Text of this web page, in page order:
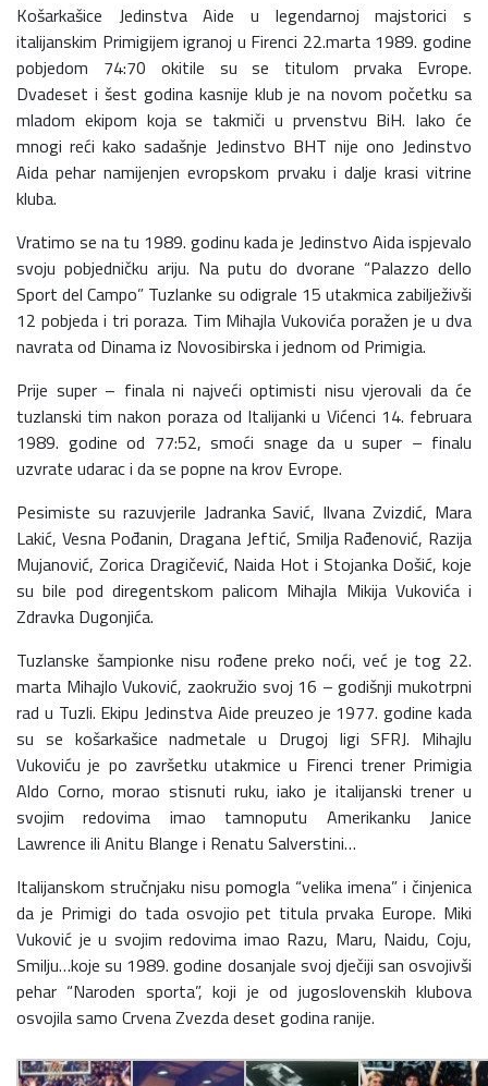
Košarkašice Jedinstva Aide u legendarnoj majstorici s
italijanskim Primigijem igranoj u Firenci 22.marta 1989. godine
pobjedom 74:70 okitile su se titulom prvaka Evrope.
Dvadeset i šest godina kasnije klub je na novom početku sa
mladom ekipom koja se takmiči u prvenstvu BiH. Iako će
mnogi reći kako sadašnje Jedinstvo BHT nije ono Jedinstvo
Aida pehar namijenjen evropskom prvaku i dalje krasi vitrine
kluba.
Vratimo se na tu 1989. godinu kada je Jedinstvo Aida ispjevalo
svoju pobjedničku ariju. Na putu do dvorane “Palazzo dello
Sport del Campo” Tuzlanke su odigrale 15 utakmica zabilježivši
12 pobjeda i tri poraza. Tim Mihajla Vukovića poražen je u dva
navrata od Dinama iz Novosibirska i jednom od Primigia.
Prije super – finala ni najveći optimisti nisu vjerovali da će
tuzlanski tim nakon poraza od Italijanki u Vićenci 14. februara
1989. godine od 77:52, smoći snage da u super – finalu
uzvrate udarac i da se popne na krov Evrope.
Pesimiste su razuvjerile Jadranka Savić, Ilvana Zvizdić, Mara
Lakić, Vesna Pođanin, Dragana Jeftić, Smilja Rađenović, Razija
Mujanović, Zorica Dragičević, Naida Hot i Stojanka Došić, koje
su bile pod diregentskom palicom Mihajla Mikija Vukovića i
Zdravka Dugonjića.
Tuzlanske šampionke nisu rođene preko noći, već je tog 22.
marta Mihajlo Vuković, zaokružio svoj 16 – godišnji mukotrpni
rad u Tuzli. Ekipu Jedinstva Aide preuzeo je 1977. godine kada
su se košarkašice nadmetale u Drugoj ligi SFRJ. Mihajlu
Vukoviću je po završetku utakmice u Firenci trener Primigia
Aldo Corno, morao stisnuti ruku, iako je italijanski trener u
svojim redovima imao tamnoputu Amerikanku Janice
Lawrence ili Anitu Blange i Renatu Salverstini…
Italijanskom stručnjaku nisu pomogla “velika imena” i činjenica
da je Primigi do tada osvojio pet titula prvaka Europe. Miki
Vuković je u svojim redovima imao Razu, Maru, Naidu, Coju,
Smilju…koje su 1989. godine dosanjale svoj dječiji san osvojivši
pehar “Naroden sporta”, koji je od jugoslovenskih klubova
osvojila samo Crvena Zvezda deset godina ranije.